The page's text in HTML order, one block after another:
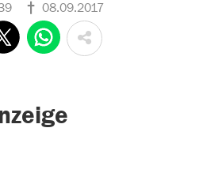
08.09.2017